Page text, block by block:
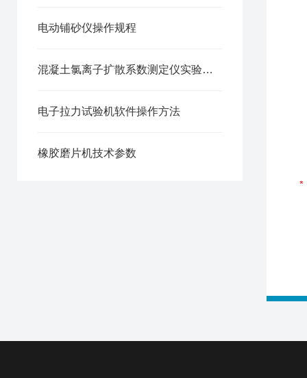
电动铺砂仪操作规程
混凝土氯离子扩散系数测定仪实验方法
电子拉力试验机软件操作方法
橡胶磨片机技术参数